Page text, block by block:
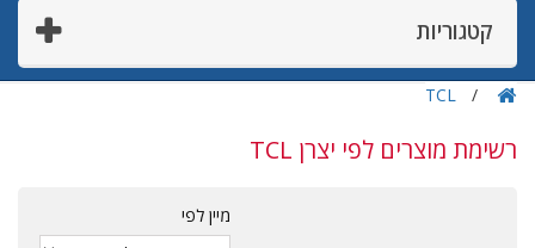
קטגוריות
TCL
רשימת מוצרים לפי יצרן TCL
מיין לפי